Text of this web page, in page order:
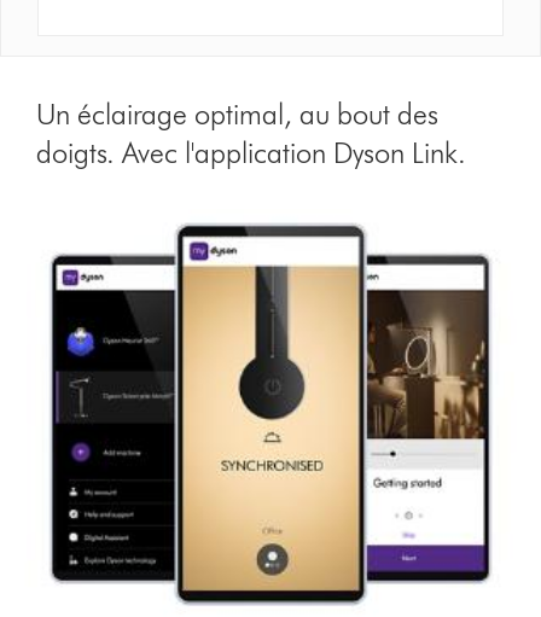
Un éclairage optimal, au bout des
doigts. Avec l'application Dyson Link.